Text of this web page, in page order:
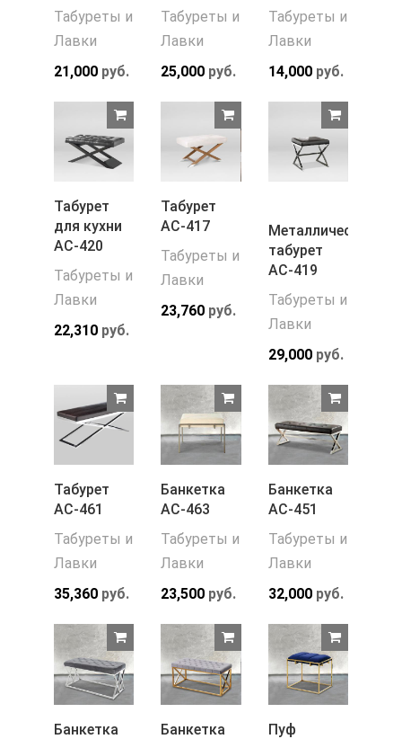
Табуреты и
Лавки
21,000 руб.
Табуреты и
Лавки
25,000 руб.
Табуреты и
Лавки
14,000руб.
Табурет
для кухни
АС-420
Табуреты и
Лавки
22,310 руб.
Табурет
АС-417
Табуреты и
Лавки
23,760 руб.
Металлический
табурет
АС-419
Табуреты и
Лавки
29,000руб.
Табурет
АС-461
Табуреты и
Лавки
35,360 руб.
Банкетка
АС-463
Табуреты и
Лавки
23,500 руб.
Банкетка
АС-451
Табуреты и
Лавки
32,000руб.
Банкетка
Банкетка
Пуф